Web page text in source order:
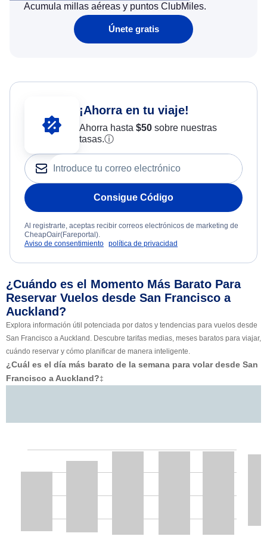
Acumula millas aéreas y puntos ClubMiles.
Únete gratis
¡Ahorra en tu viaje!
Ahorra hasta $50sobre nuestras
tasas.ⓘ
Consigue Código
Al registrarte, aceptas recibir correos electrónicos de marketing de
CheapOair(Fareportal).
Aviso de consentimiento política de privacidad
¿Cuándo es el Momento Más Barato Para
Reservar Vuelos desde San Francisco a
Auckland?
Explora información útil potenciada por datos y tendencias para vuelos desde
San Francisco a Auckland. Descubre tarifas medias, meses baratos para viajar,
cuándo reservar y cómo planificar de manera inteligente.
¿Cuál es el día más barato de la semana para volar desde San
Francisco a Auckland?‡